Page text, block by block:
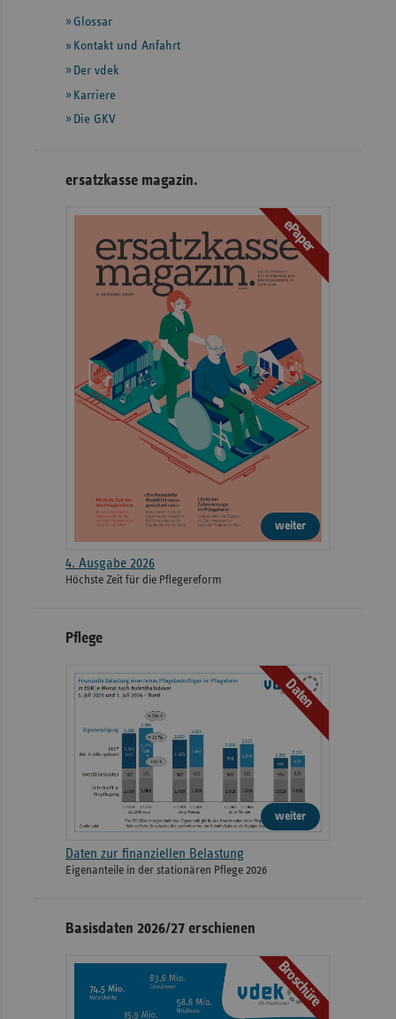
weiteren
Informationen
Glossar
Kontakt und Anfahrt
Der vdek
Karriere
Die GKV
ersatzkasse magazin.
ePaper
weiter
4. Ausgabe 2026
Höchste Zeit für die Pflegereform
Pflege
Daten
weiter
Daten zur finanziellen Belastung
Eigenanteile in der stationären Pflege 2026
Basisdaten 2026/27 erschienen
Broschüre